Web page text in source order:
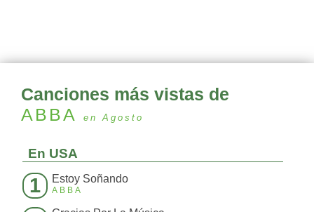
Canciones más vistas de
ABBA
en Agosto
En USA
1 Estoy Soñando
ABBA